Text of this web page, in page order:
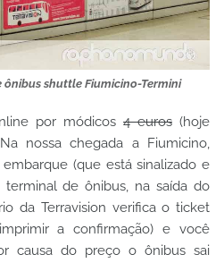
ônibus shuttle Fiumicino-Termini
por módicos 4 euros (hoje
nossa chegada a Fiumicino,
(que está sinalizado e
de ônibus, na saída do
da Terravision verifica o ticket
a confirmação) e você
causa do preço o ônibus sai